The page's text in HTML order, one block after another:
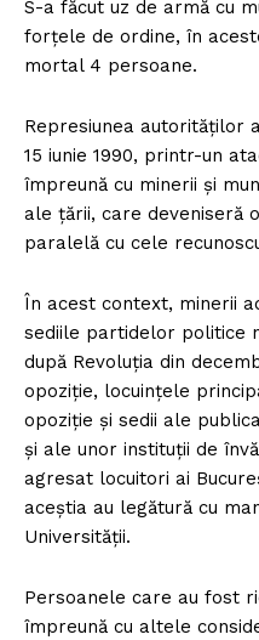
S-a făcut uz de armă cu
forţele de ordine, în
mortal 4 persoane.
Represiunea autorităţilor
15 iunie 1990, printr-un
împreună cu minerii şi
ale ţării, care deveniseră
paralelă cu cele
În acest context, minerii
sediile partidelor politice
după Revoluția din
opoziție, locuințele
opoziție și sedii ale
și ale unor instituții de
agresat locuitori ai
aceștia au legătură cu
Universității.
Persoanele care au fost
împreună cu altele